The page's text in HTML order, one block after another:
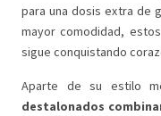
para una dosis extra de
mayor comodidad,
sigue conquistando
Aparte de su estilo
destalonados